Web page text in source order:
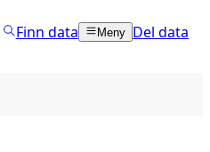
Finn data Meny Del data